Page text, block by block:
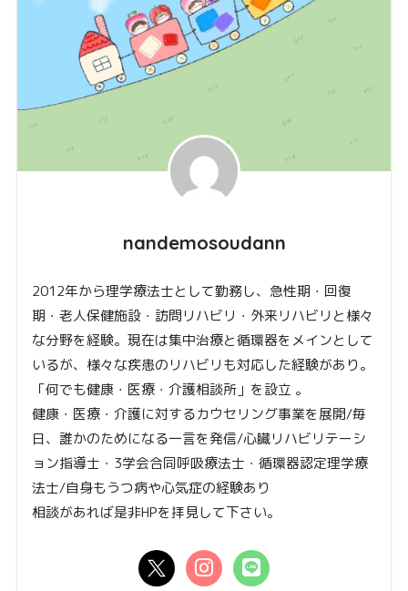
nandemosoudann
2012年から理学療法士として勤務し、急性期・回復
期・老人保健施設・訪問リハビリ・外来リハビリと様々
な分野を経験。現在は集中治療と循環器をメインとして
いるが、様々な疾患のリハビリも対応した経験があり。
「何でも健康・医療・介護相談所」を設立 。
健康・医療・介護に対するカウセリング事業を展開/毎
日、誰かのためになる一言を発信/心臓リハビリテーシ
ョン指導士・3学会合同呼吸療法士・循環器認定理学療
法士/自身もうつ病や心気症の経験あり
相談があれば是非HPを拝見して下さい。